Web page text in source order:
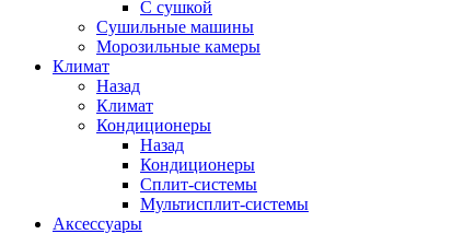
С сушкой
Сушильные машины
Морозильные камеры
Климат
Назад
Климат
Кондиционеры
Назад
Кондиционеры
Сплит-системы
Мультисплит-системы
Аксессуары